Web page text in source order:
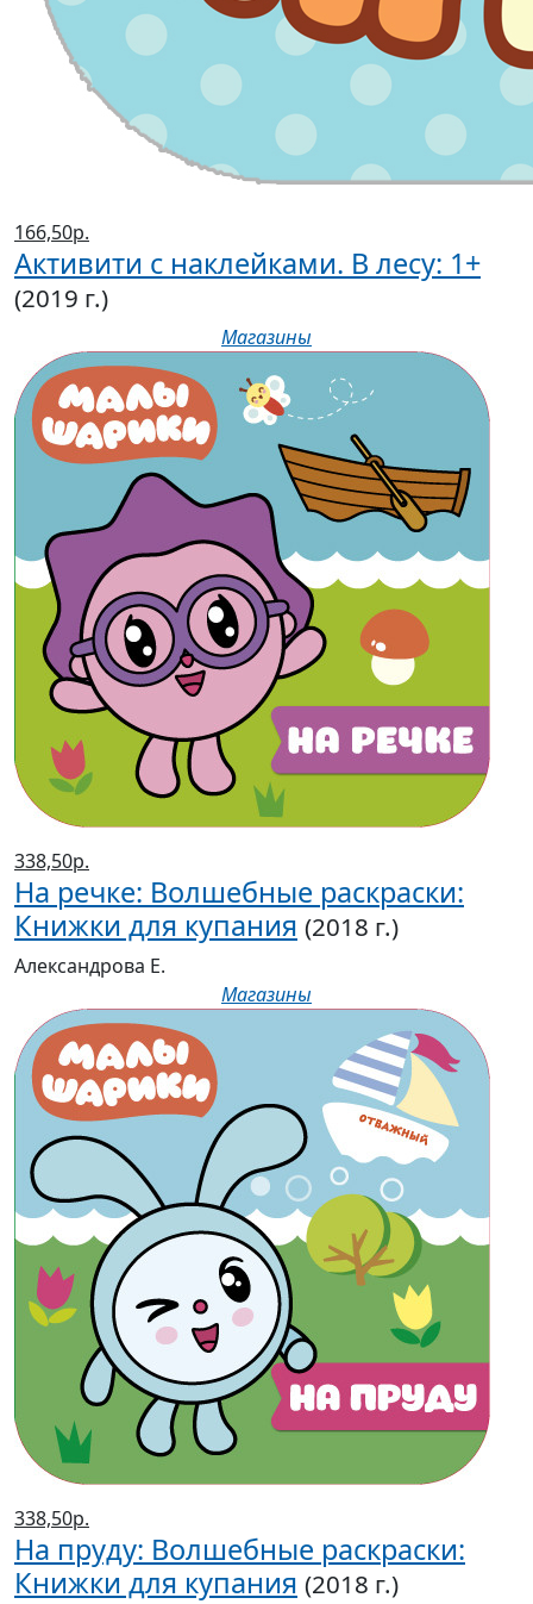
166,50р.
Активити с наклейками. В лесу: 1+
(2019 г.)
Магазины
338,50р.
На речке: Волшебные раскраски:
Книжки для купания (2018 г.)
Александрова Е.
Магазины
338,50р.
На пруду: Волшебные раскраски:
Книжки для купания (2018 г.)